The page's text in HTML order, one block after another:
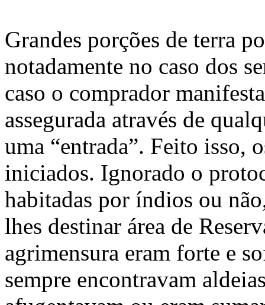
Grandes porções de terra
notadamente no caso dos
caso o comprador
assegurada através de
uma “entrada”. Feito isso,
iniciados. Ignorado o
habitadas por índios ou
lhes destinar área de
agrimensura eram forte e
sempre encontravam